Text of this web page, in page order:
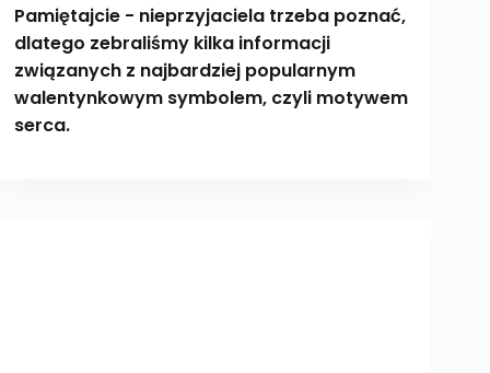
Pamiętajcie - nieprzyjaciela trzeba poznać,
dlatego zebraliśmy kilka informacji
związanych z najbardziej popularnym
walentynkowym symbolem, czyli motywem
serca.